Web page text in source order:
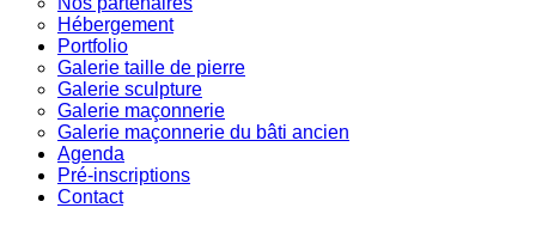
Hébergement
Portfolio
Galerie taille de pierre
Galerie sculpture
Galerie maçonnerie
Galerie maçonnerie du bâti ancien
Agenda
Pré-inscriptions
Contact